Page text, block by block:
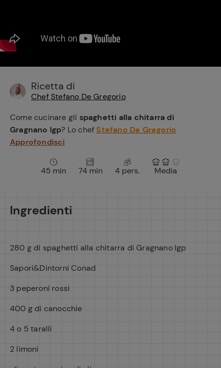
il
Ricetta di
Chef Stefano De Gregorio
Come cucinare gli spaghetti alla chitarra di
Gragnano Igp? Lo chef Stefano De Gregorio
Approfondisci
45 min 74 min 4 pers. Media
Ingredienti
280 g di spaghetti alla chitarra di Gragnano Igp
Sapori&Dintorni Conad
3 peperoni rossi
400 g di canocchie
4 o 5 taralli
2 limoni